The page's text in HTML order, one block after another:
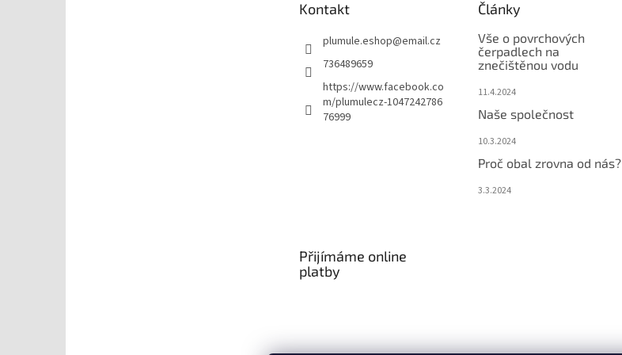
Kontakt
plumule.eshop@email.cz
736489659
https://www.facebook.co
m/plumulecz-1047242786
76999
Články
Vše o povrchových
čerpadlech na
znečištěnou vodu
11.4.2024
Naše společnost
10.3.2024
Proč obal zrovna od nás?
3.3.2024
Přijímáme online
platby